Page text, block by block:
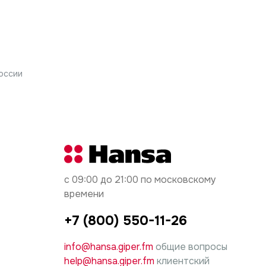
с 09:00 до 21:00 по московскому
времени
+7 (800) 550-11-26
info@hansa.giper.fm общие вопросы
help@hansa.giper.fm клиентский